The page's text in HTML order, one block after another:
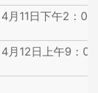
4月11日下午2：00
4月12日上午9：00